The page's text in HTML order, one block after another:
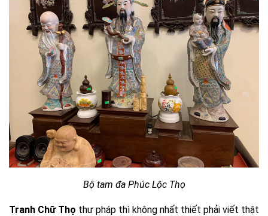
Bộ tam đa Phúc Lộc Thọ
Tranh Chữ Thọ thư pháp thì không nhất thiết phải viết thật